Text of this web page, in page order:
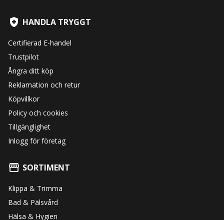
HANDLA TRYGGT
Certifierad E-handel
Trustpilot
Ångra ditt köp
Reklamation och retur
Köpvillkor
Policy och cookies
Tillgänglighet
Inlogg för företag
SORTIMENT
Klippa & Trimma
Bad & Pälsvård
Hälsa & Hygien